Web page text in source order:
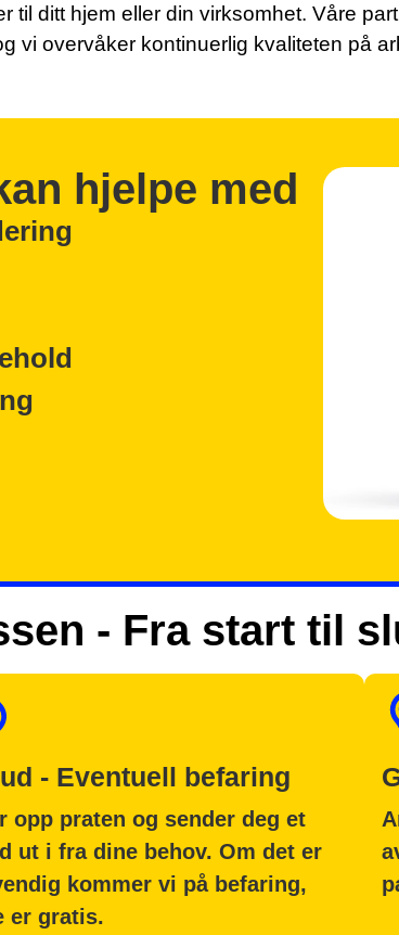
til ditt hjem eller din virksomhet. Våre
vi overvåker kontinuerlig kvaliteten på
hjelpe med
- Fra start til
- Eventuell befaring
opp praten og sender deg et
ut i fra dine behov. Om det er
kommer vi på befaring,
er gratis.